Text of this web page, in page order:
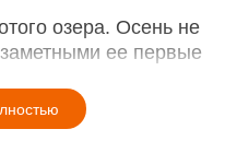
озера. Осень не
ее первые